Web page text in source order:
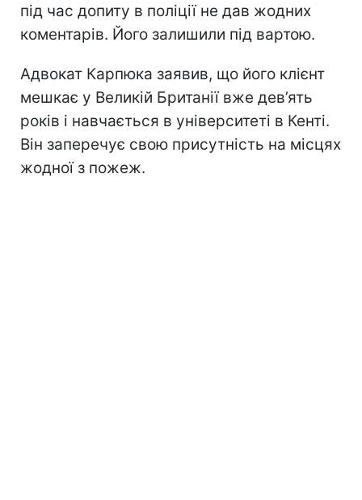
під час допиту в поліції не дав жодних
коментарів. Його залишили під вартою.
Адвокат Карпюка заявив, що його клієнт
мешкає у Великій Британії вже дев’ять
років і навчається в університеті в Кенті.
Він заперечує свою присутність на місцях
жодної з пожеж.